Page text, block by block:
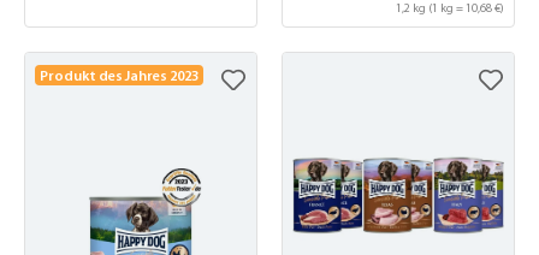
1,2 kg (1 kg = 10,68 €)
Produkt des Jahres 2023